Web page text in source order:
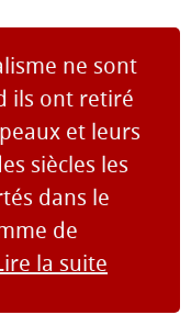
ne sont
ils ont retiré
et leurs
siècles les
dans le
de
la suite